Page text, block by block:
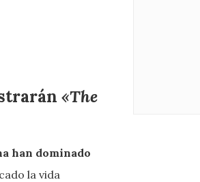
«The
han dominado
la vida